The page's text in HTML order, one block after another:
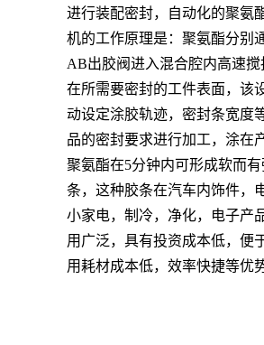
进行装配密封，自动化的聚氨
机的工作原理是：聚氨酯分别
AB出胶阀进入混合腔内高速
在所需要密封的工件表面， 该
动设定涂胶轨迹，密封条宽度
品的密封要求进行加工，涂在
聚氨酯在5分钟内可形成软而有
条，这种胶条在汽车内饰件，
小家电，制冷，净化，电子产
用广泛，具有投资成本低，便
用耗材成本低，效率快捷等优